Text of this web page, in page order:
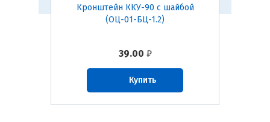
39.00 ₽
Кронштейн ККУ-90 с шайбой
(ОЦ-01-БЦ-1.2)
Купить